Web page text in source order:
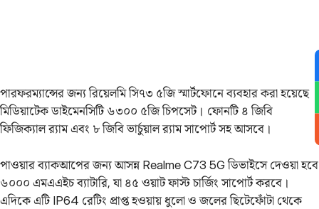
পারফরম্যান্সের জন্য রিয়েলমি সি৭৩ ৫জি স্মার্টফোনে ব্যবহার করা হয়েছে
মিডিয়াটেক ডাইমেনসিটি ৬৩০০ ৫জি চিপসেট‌। ফোনটি ৪ জিবি
ফিজিক্যাল র‌্যাম এবং ৮ জিবি ভার্চুয়াল র‌্যাম সাপোর্ট সহ আসবে।
পাওয়ার ব্যাকআপের জন্য আসন্ন Realme C73 5G ডিভাইসে দেওয়া হবে
৬০০০ এমএএইচ ব্যাটারি, যা ৪৫ ওয়াট ফাস্ট চার্জিং সাপোর্ট করবে।
এদিকে এটি IP64 রেটিং প্রাপ্ত হওয়ায় ধুলো ও জলের ছিটেফোঁটা থেকে